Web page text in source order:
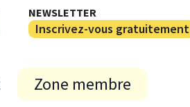
NEWSLETTER
Inscrivez-vous gratuitement
Zone membre